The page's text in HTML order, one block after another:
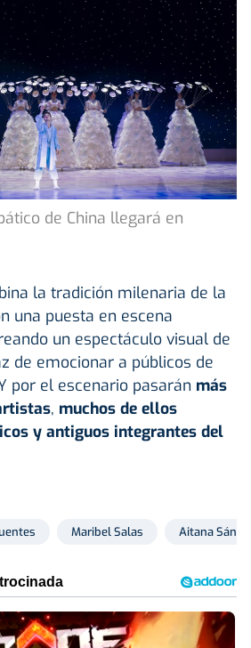
de China llegará en
la tradición milenaria de la
una puesta en escena
un espectáculo visual de
de emocionar a públicos de
por el escenario pasarán más
, muchos de ellos
y antiguos integrantes del
Maribel Salas Aitana